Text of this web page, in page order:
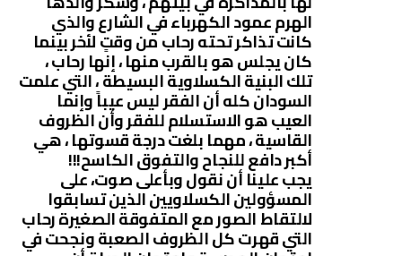
الهرم عمود الكهرباء في الشارع والذي
كانت تذاكر تحته رحاب من وقتٍ لأخر بينما
كان يجلس هو بالقرب منها ، إنها رحاب ،
تلك البنية الكسلاوية البسيطة ، التي علمت
السودان كله أن الفقر ليس عيباً وإنما
العيب هو الاستسلام للفقر وأن الظروف
القاسية ، مهما بلغت درجة قسوتها ، هي
أكبر دافع للنجاح والتفوق الكاسح!!!
يجب علينا أن نقول وبأعلى صوت، على
المسؤولين الكسلاويين الذين تسابقوا
لالتقاط الصور مع المتفوقة الصغيرة رحاب
التي قهرت كل الظروف الصعبة ونجحت في